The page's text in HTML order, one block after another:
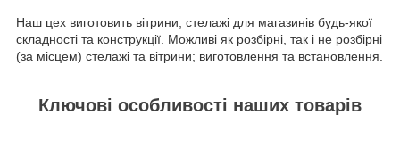
Наш цех виготовить вітрини, стелажі для магазинів будь-якої
складності та конструкції. Можливі як розбірні, так і не розбірні
(за місцем) стелажі та вітрини; виготовлення та встановлення.
Ключові особливості наших товарів